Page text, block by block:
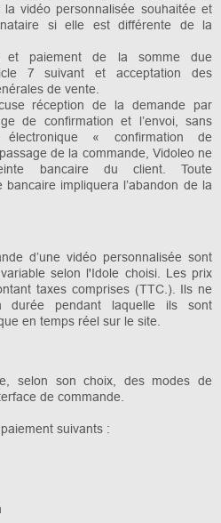
vidéo personnalisée souhaitée et
si elle est différente de la
et paiement de la somme due
7 suivant et acceptation des
de vente.
réception de la demande par
de confirmation et l’envoi, sans
« confirmation de
de la commande, Vidoleo ne
bancaire du client. Toute
bancaire impliquera l’abandon de la
d’une vidéo personnalisée sont
selon l'Idole choisi. Les prix
taxes comprises (TTC.). Ils ne
pendant laquelle ils sont
en temps réel sur le site.
selon son choix, des modes de
de commande.
suivants :